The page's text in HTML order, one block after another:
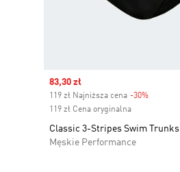
Sale price
83,30 zł
119 zł Najniższa cena -30%
119 zł Cena oryginalna
Classic 3-Stripes Swim Trunks
Męskie Performance